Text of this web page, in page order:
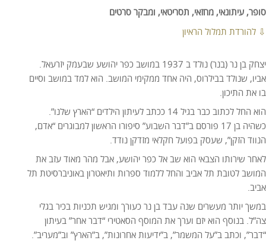
סופר, עיתונאי, מחזאי, תסריטאי, ומבקר סרטים
⇩ להורדת תמלול הראיון
יצחק בן נר (בנר) נולד ב 1937 במושב כפר יהושע שבעמק יזרעאל.
אביו, שנולד בבילרוס, היה אחד ממקימי המושב. הוא למד במושב וסיים
בו את התיכון.
הוא החל לכתוב כבר בגיל 14 ככתב לעיתון הילדים “הארץ שלנו”.
כשהיה בן 17 פורסם ב”דבר השבוע” סיפורו הראשון למבוגרים “אדם,
הנווד הזקן”, שעסק בפועל חקלאי מזדקן נודד.
לאחר שירותו הצבאי הוא שב אל כפר יהושע, אבל מהר מאוד עזב את
המושב לטובת תל אביב והחל ללמוד ספרות ותיאטרון באוניברסיטת תל
אביב.
במשך יותר מעשרים שנה עבד בן נר כעורך ומגיש תכניות בכיר בגלי
צה”ל. בנוסף הוא יזם וערך את המוסף הסאטירי “דבר אחר” בעיתון
“דבר”, וכתב ב”על המשמר”, ב”ידיעות אחרונות”, ב”הארץ” וב”מעריב”.